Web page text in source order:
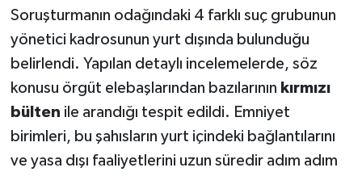
Soruşturmanın odağındaki 4 farklı suç grubunun
yönetici kadrosunun yurt dışında bulunduğu
belirlendi. Yapılan detaylı incelemelerde, söz
konusu örgüt elebaşlarından bazılarının kırmızı
bülten ile arandığı tespit edildi. Emniyet
birimleri, bu şahısların yurt içindeki bağlantılarını
ve yasa dışı faaliyetlerini uzun süredir adım adım